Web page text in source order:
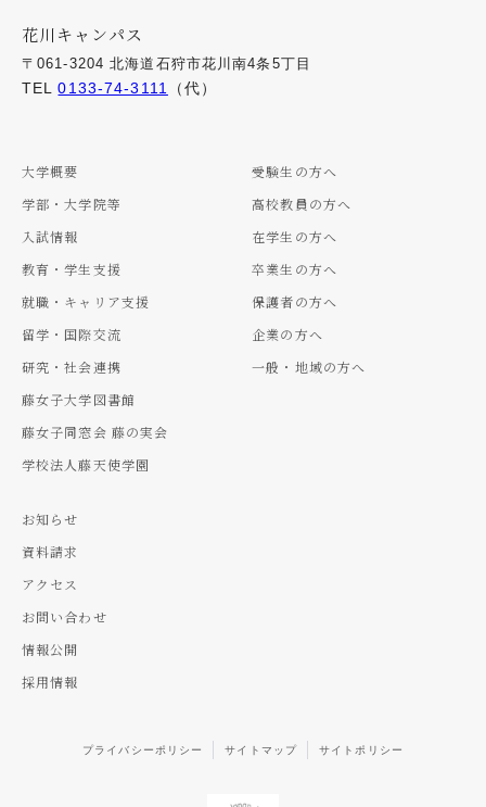
花川キャンパス
〒061-3204 北海道石狩市花川南4条5丁目
TEL0133-74-3111 （代）
大学概要
学部・大学院等
入試情報
教育・学生支援
就職・キャリア支援
留学・国際交流
研究・社会連携
藤女子大学図書館
藤女子同窓会 藤の実会
学校法人藤天使学園
受験生の方へ
高校教員の方へ
在学生の方へ
卒業生の方へ
保護者の方へ
企業の方へ
一般・地域の方へ
お知らせ
資料請求
アクセス
お問い合わせ
情報公開
採用情報
プライバシーポリシー サイトマップ サイトポリシー